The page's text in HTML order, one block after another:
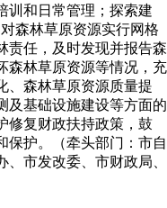
训和日常管理；探索建
森林草原资源实行网格
责任，及时发现并报告森
森林草原资源等情况，充
、森林草原资源质量提
及基础设施建设等方面的
修复财政扶持政策，鼓
保护。（牵头部门：市自
市发改委、市财政局、